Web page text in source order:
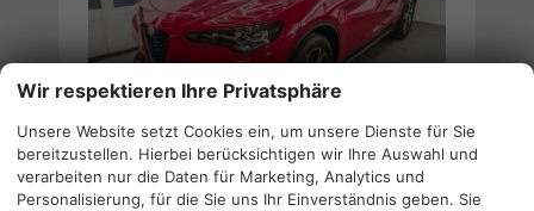
Alfa Romeo Stelvio
SPRINT 2.2 Multijet AUT AWD NAVI ACC KEYLESS RFK ;
Drucken,
Wir respektieren Ihre Privatsphäre
Unsere Website setzt Cookies ein, um unsere Dienste für Sie
bereitzustellen. Hierbei berücksichtigen wir Ihre Auswahl und
verarbeiten nur die Daten für Marketing, Analytics und
Personalisierung, für die Sie uns Ihr Einverständnis geben. Sie